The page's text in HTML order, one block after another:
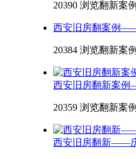
20390 浏览翻新案例
西安旧房翻案例
20384 浏览翻新案例
西安旧房翻新案
20359 浏览翻新案例
西安旧房翻新——